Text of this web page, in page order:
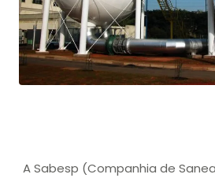
A Sabesp (Companhia de